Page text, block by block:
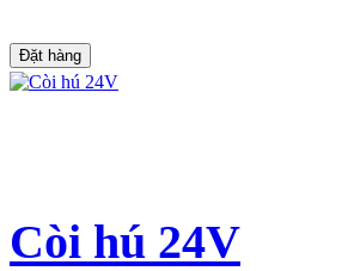
Đặt hàng
Còi hú 24V